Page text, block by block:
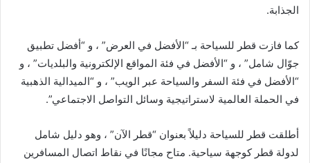
الجذابة.
كما فازت قطر للسياحة بـ “الأفضل في العرض” ، و “أفضل تطبيق
جوّال شامل” ، و “الأفضل في فئة المواقع الإلكترونية والبلديات” ، و
“الأفضل في فئة السفر والسياحة عبر الويب” ، و “الميدالية الذهبية
في الحملة العالمية لاستراتيجية وسائل التواصل الاجتماعي”.
أطلقت قطر للسياحة دليلاً بعنوان “قطر الآن” ، وهو دليل شامل
لدولة قطر كوجهة سياحية. متاح مجانًا في نقاط اتصال المسافرين